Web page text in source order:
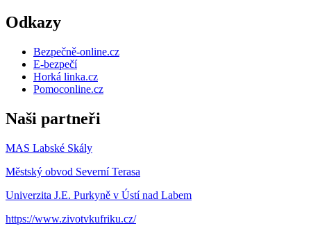
Odkazy
Bezpečně-online.cz
E-bezpečí
Horká linka.cz
Pomoconline.cz
Naši partneři
MAS Labské Skály
Městský obvod Severní Terasa
Univerzita J.E. Purkyně v Ústí nad Labem
https://www.zivotvkufriku.cz/